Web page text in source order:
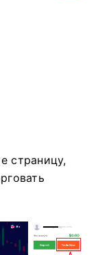
страницу,